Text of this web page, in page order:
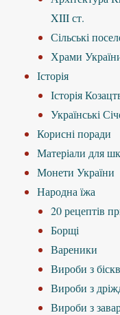
XIII ст.
Сільські
Храми
Історія
Історія
Українські
Корисні поради
Матеріали для
Монети України
Народна їжа
20 рецептів
Борщі
Вареники
Вироби з
Вироби з
Вироби з